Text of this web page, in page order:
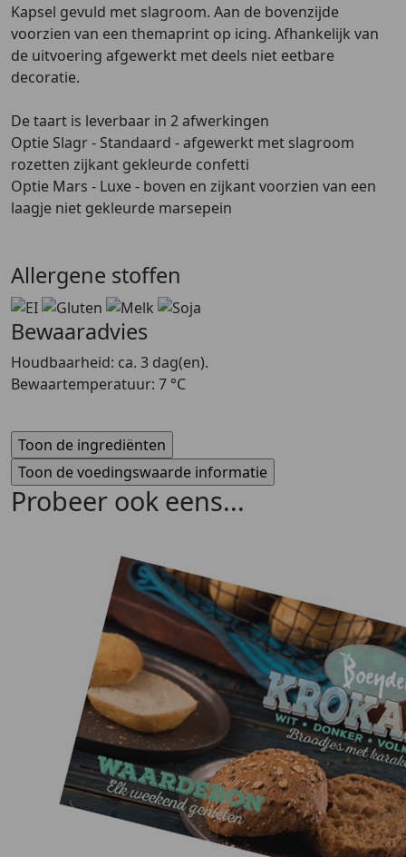
Kapsel gevuld met slagroom. Aan de bovenzijde
voorzien van een themaprint op icing. Afhankelijk van
de uitvoering afgewerkt met deels niet eetbare
decoratie.
De taart is leverbaar in 2 afwerkingen
Optie Slagr - Standaard - afgewerkt met slagroom
rozetten zijkant gekleurde confetti
Optie Mars - Luxe - boven en zijkant voorzien van een
laagje niet gekleurde marsepein
Allergene stoffen
Bewaaradvies
Houdbaarheid: ca. 3 dag(en).
Bewaartemperatuur: 7 °C
Probeer ook eens...